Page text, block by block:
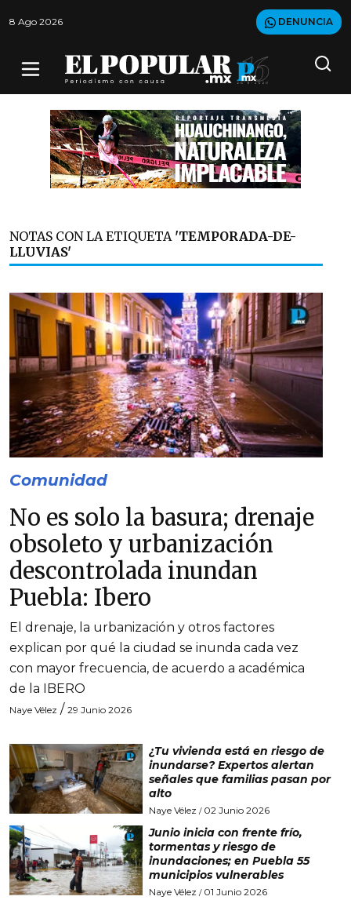
8 Ago 2026 DENUNCIA
NOTAS CON LA ETIQUETA 'TEMPORADA-DE-
LLUVIAS'
Comunidad
No es solo la basura; drenaje
obsoleto y urbanización
descontrolada inundan
Puebla: Ibero
El drenaje, la urbanización y otros factores
explican por qué la ciudad se inunda cada vez
con mayor frecuencia, de acuerdo a académica
de la IBERO
Naye Vélez / 29 Junio 2026
¿Tu vivienda está en riesgo de
inundarse? Expertos alertan
señales que familias pasan por
alto
Naye Vélez / 02 Junio 2026
Junio inicia con frente frío,
tormentas y riesgo de
inundaciones; en Puebla 55
municipios vulnerables
Naye Vélez / 01 Junio 2026